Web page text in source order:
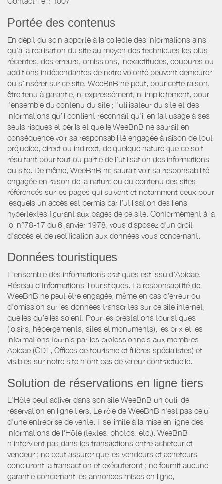
Portée des contenus
En dépit du soin apporté à la collecte des informations ainsi
qu’à la réalisation du site au moyen des techniques les plus
récentes, des erreurs, omissions, inexactitudes, coupures ou
additions indépendantes de notre volonté peuvent demeurer
ou s’insérer sur ce site. WeeBnB ne peut, pour cette raison,
être tenu à garantie, ni expressément, ni implicitement, pour
l’ensemble du contenu du site ; l’utilisateur du site et des
informations qu’il contient reconnaît qu’il en fait usage à ses
seuls risques et périls et que le WeeBnB ne saurait en
conséquence voir sa responsabilité engagée à raison de tout
préjudice, direct ou indirect, de quelque nature que ce soit
résultant pour tout ou partie de l’utilisation des informations
du site. De même, WeeBnB ne saurait voir sa responsabilité
engagée en raison de la nature ou du contenu des sites
référencés sur les pages qui suivent et notamment ceux pour
lesquels un accès est permis par l’utilisation des liens
hypertextes figurant aux pages de ce site. Conformément à la
loi n°78-17 du 6 janvier 1978, vous disposez d’un droit
d’accès et de rectification aux données vous concernant.
Données touristiques
L’ensemble des informations pratiques est issu d’Apidae,
Réseau d’Informations Touristiques. La responsabilité de
WeeBnB ne peut être engagée, même en cas d’erreur ou
d’omission sur les données transcrites sur ce site internet,
quelles qu’elles soient. Pour les prestations touristiques
(loisirs, hébergements, sites et monuments), les prix et les
informations fournis par les professionnels aux membres
Apidae (CDT, Offices de tourisme et filières spécialistes) et
visibles sur notre site n’ont pas de valeur contractuelle.
Solution de réservations en ligne tiers
L’Hôte peut activer dans son site WeeBnB un outil de
réservation en ligne tiers. Le rôle de WeeBnB n’est pas celui
d’une entreprise de vente. Il se limite à la mise en ligne des
informations de l'Hôte (textes, photos, etc.). WeeBnB
n’intervient pas dans les transactions entre acheteur et
vendeur ; ne peut assurer que les vendeurs et acheteurs
concluront la transaction et exécuteront ; ne fournit aucune
garantie concernant les annonces mises en ligne,